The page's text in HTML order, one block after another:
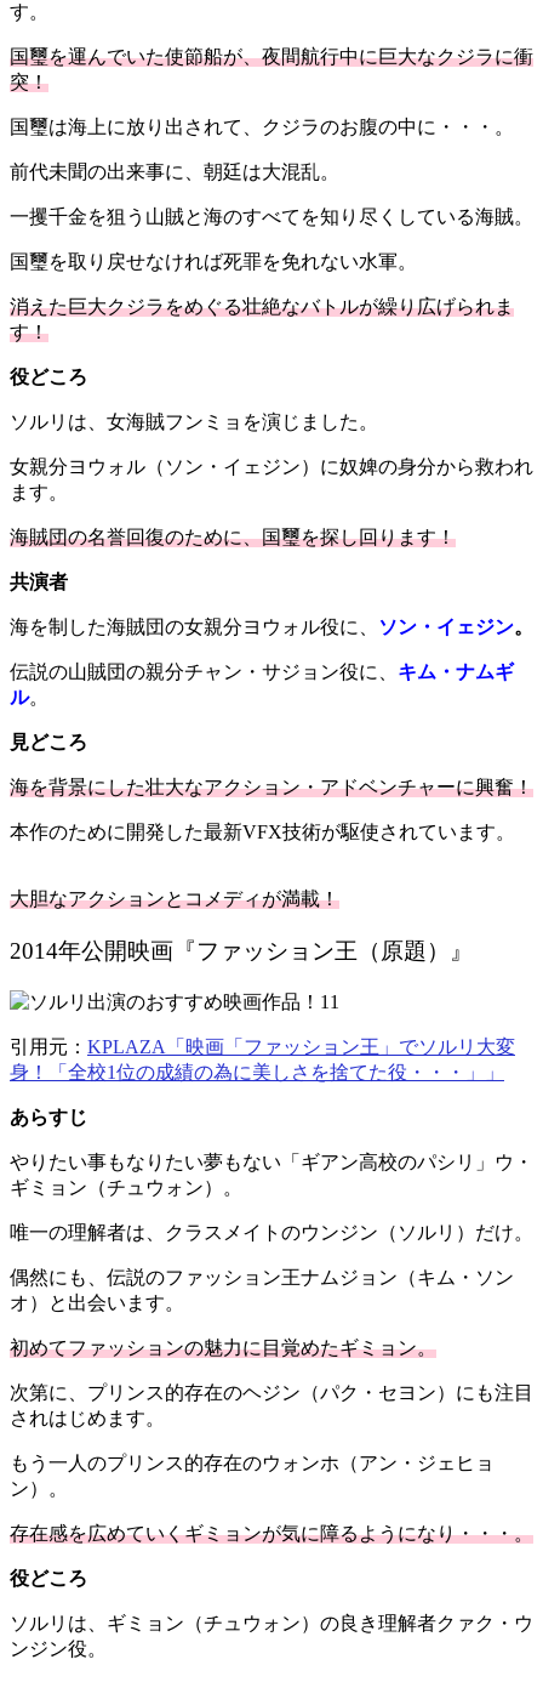
す。
国璽を運んでいた使節船が、夜間航行中に巨大なクジラに衝
突！
国璽は海上に放り出されて、クジラのお腹の中に・・・。
前代未聞の出来事に、朝廷は大混乱。
一攫千金を狙う山賊と海のすべてを知り尽くしている海賊。
国璽を取り戻せなければ死罪を免れない水軍。
消えた巨大クジラをめぐる壮絶なバトルが繰り広げられま
す！
役どころ
ソルリは、女海賊フンミョを演じました。
女親分ヨウォル（ソン・イェジン）に奴婢の身分から救われ
ます。
海賊団の名誉回復のために、国璽を探し回ります！
共演者
海を制した海賊団の女親分ヨウォル役に、 ソン・イェジン。
伝説の山賊団の親分チャン・サジョン役に、 キム・ナムギ
ル。
見どころ
海を背景にした壮大なアクション・アドベンチャーに興奮！
本作のために開発した最新VFX技術が駆使されています。
大胆なアクションとコメディが満載！
2014年公開映画『ファッション王（原題）』
引用元： KPLAZA「映画「ファッション王」でソルリ大変
身！「全校1位の成績の為に美しさを捨てた役・・・」」
あらすじ
やりたい事もなりたい夢もない「ギアン高校のパシリ」ウ・
ギミョン（チュウォン）。
唯一の理解者は、クラスメイトのウンジン（ソルリ）だけ。
偶然にも、伝説のファッション王ナムジョン（キム・ソン
オ）と出会います。
初めてファッションの魅力に目覚めたギミョン。
次第に、プリンス的存在のヘジン（パク・セヨン）にも注目
されはじめます。
もう一人のプリンス的存在のウォンホ（アン・ジェヒョ
ン）。
存在感を広めていくギミョンが気に障るようになり・・・。
役どころ
ソルリは、ギミョン（チュウォン）の良き理解者クァク・ウ
ンジン役。